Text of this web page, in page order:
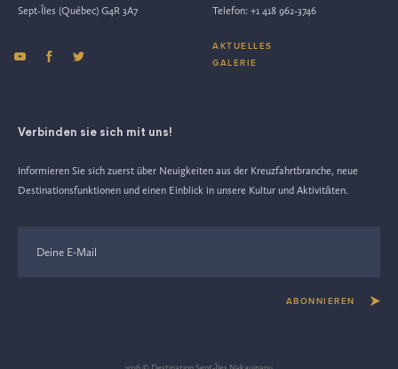
Sept-Îles (Québec) G4R 3A7
Telefon: +1 418 962-3746
AKTUELLES
GALERIE
Verbinden sie sich mit uns!
Informieren Sie sich zuerst über Neuigkeiten aus der Kreuzfahrtbranche, neue
Destinationsfunktionen und einen Einblick in unsere Kultur und Aktivitäten.
ABONNIEREN